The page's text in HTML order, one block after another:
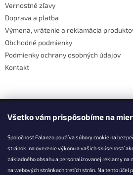
Všetko vám prispôsobíme na
Spoločnosť Falanzo používa súbory cookie na
stránok, na overenie výkonu a vašich skúseností
základného obsahu a personalizovanej reklamy na
na webových stránkach tretích strán. Na tento účel
Vernostné zľavy
Doprava a platba
Výmena, vrátenie a reklamácia
Obchodné podmienky
Podmienky ochrany osobných údajov
Kontakt
Facebook
KONTAKT